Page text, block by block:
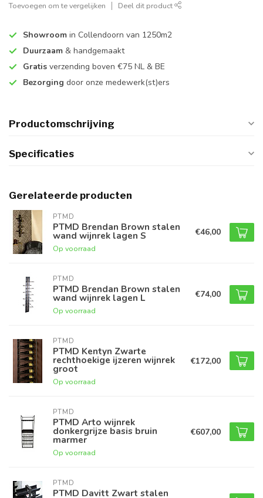
Toevoegen om te vergelijken Deel dit product
Showroom in Collendoorn van 1250m2
Duurzaam & handgemaakt
Gratis verzending boven €75 NL & BE
Bezorging door onze medewerk(st)ers
Productomschrijving
Specificaties
Gerelateerde producten
PTMD
PTMD Brendan Brown stalen
wand wijnrek lagen S
Op voorraad
€46,00
PTMD
PTMD Brendan Brown stalen
wand wijnrek lagen L
Op voorraad
€74,00
PTMD
PTMD Kentyn Zwarte
rechthoekige ijzeren wijnrek
groot
Op voorraad
€172,00
PTMD
PTMD Arto wijnrek
donkergrijze basis bruin
marmer
Op voorraad
€607,00
PTMD
PTMD Davitt Zwart stalen